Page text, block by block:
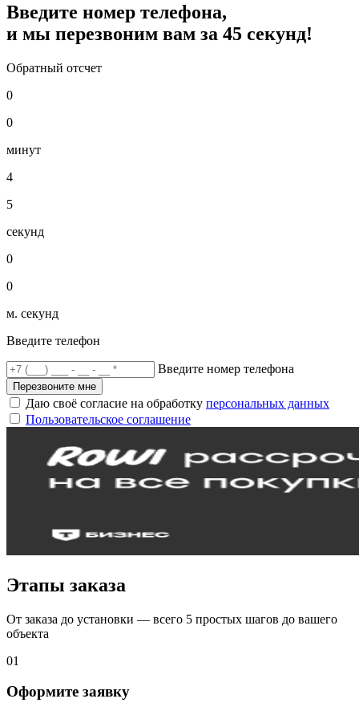
Введите номер телефона,
и мы перезвоним вам за 45 секунд!
Обратный отсчет
0
0
минут
4
5
секунд
0
0
м. секунд
Введите телефон
Введите номер телефона
Перезвоните мне
Даю своё согласие на обработку персональных данных
Пользовательское соглашение
Этапы заказа
От заказа до установки — всего 5 простых шагов до вашего
объекта
01
Оформите заявку